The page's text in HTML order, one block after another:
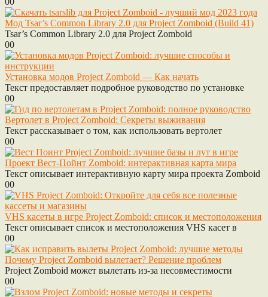
Мод Tsar’s Common Library 2.0 для Project Zomboid (Build 41)
Tsar’s Common Library 2.0 для Project Zomboid
00
Установка модов Project Zomboid — Как начать
Текст предоставляет подробное руководство по установке
00
Вертолет в Project Zomboid: Секреты выживания
Текст рассказывает о том, как использовать вертолет
00
Проект Вест-Пойнт Zomboid: интерактивная карта мира
Текст описывает интерактивную карту мира проекта Zomboid
00
VHS касеты в игре Project Zomboid: список и местоположения
Текст описывает список и местоположения VHS касет в
00
Почему Project Zomboid вылетает? Решение проблем
Project Zomboid может вылетать из-за несовместимости
00